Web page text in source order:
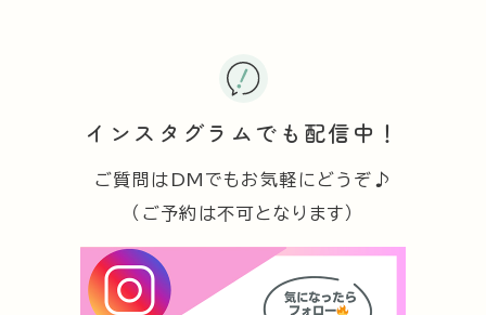
インスタグラムでも配信中！
ご質問はDMでもお気軽にどうぞ♪
（ご予約は不可となります）